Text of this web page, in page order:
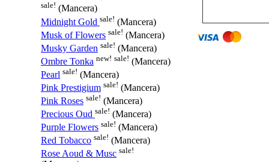
sale! (Mancera)
Midnight Gold sale! (Mancera)
Musk of Flowers sale! (Mancera)
Musky Garden sale! (Mancera)
Ombre Tonka new! sale! (Mancera)
Pearl sale! (Mancera)
Pink Prestigium sale! (Mancera)
Pink Roses sale! (Mancera)
Precious Oud sale! (Mancera)
Purple Flowers sale! (Mancera)
Red Tobacco sale! (Mancera)
Rose Aoud & Musc sale!